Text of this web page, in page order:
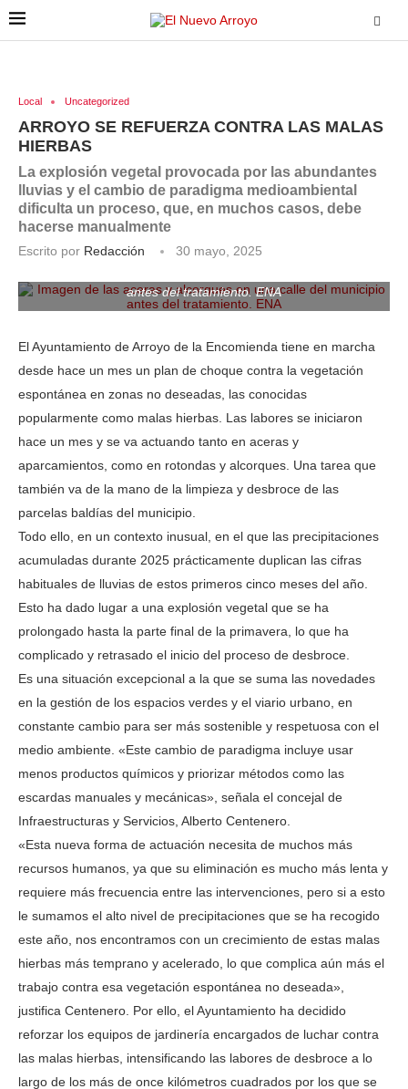
Local Uncategorized
ARROYO SE REFUERZA CONTRA LAS MALAS
HIERBAS
La explosión vegetal provocada por las abundantes
lluvias y el cambio de paradigma medioambiental
dificulta un proceso, que, en muchos casos, debe
hacerse manualmente
Escrito por Redacción
30 mayo, 2025
antes del tratamiento. ENA
El Ayuntamiento de Arroyo de la Encomienda tiene en marcha
desde hace un mes un plan de choque contra la vegetación
espontánea en zonas no deseadas, las conocidas
popularmente como malas hierbas. Las labores se iniciaron
hace un mes y se va actuando tanto en aceras y
aparcamientos, como en rotondas y alcorques. Una tarea que
también va de la mano de la limpieza y desbroce de las
parcelas baldías del municipio.
Todo ello, en un contexto inusual, en el que las precipitaciones
acumuladas durante 2025 prácticamente duplican las cifras
habituales de lluvias de estos primeros cinco meses del año.
Esto ha dado lugar a una explosión vegetal que se ha
prolongado hasta la parte final de la primavera, lo que ha
complicado y retrasado el inicio del proceso de desbroce.
Es una situación excepcional a la que se suma las novedades
en la gestión de los espacios verdes y el viario urbano, en
constante cambio para ser más sostenible y respetuosa con el
medio ambiente. «Este cambio de paradigma incluye usar
menos productos químicos y priorizar métodos como las
escardas manuales y mecánicas», señala el concejal de
Infraestructuras y Servicios, Alberto Centenero.
«Esta nueva forma de actuación necesita de muchos más
recursos humanos, ya que su eliminación es mucho más lenta y
requiere más frecuencia entre las intervenciones, pero si a esto
le sumamos el alto nivel de precipitaciones que se ha recogido
este año, nos encontramos con un crecimiento de estas malas
hierbas más temprano y acelerado, lo que complica aún más el
trabajo contra esa vegetación espontánea no deseada»,
justifica Centenero. Por ello, el Ayuntamiento ha decidido
reforzar los equipos de jardinería encargados de luchar contra
las malas hierbas, intensificando las labores de desbroce a lo
largo de los más de once kilómetros cuadrados por los que se